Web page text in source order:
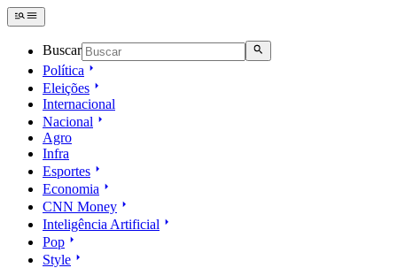
Buscar
Política
Eleições
Internacional
Nacional
Agro
Infra
Esportes
Economia
CNN Money
Inteligência Artificial
Pop
Style